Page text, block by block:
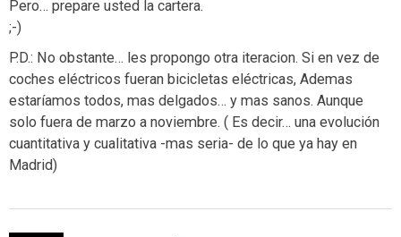
Pero… prepare usted la cartera.
;-)
P.D.: No obstante… les propongo otra iteracion. Si en vez de
coches eléctricos fueran bicicletas eléctricas, Ademas
estaríamos todos, mas delgados… y mas sanos. Aunque
solo fuera de marzo a noviembre. ( Es decir… una evolución
cuantitativa y cualitativa -mas seria- de lo que ya hay en
Madrid)